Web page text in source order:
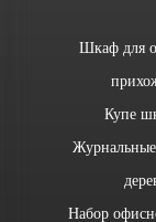
Шкаф для
Купе
Набор